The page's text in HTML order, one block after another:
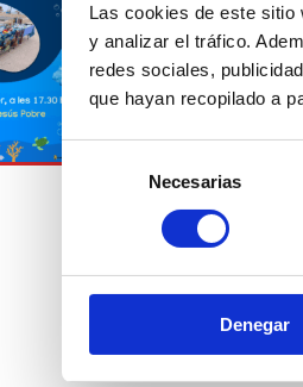
Las cookies de este sitio
y analizar el tráfico.
redes sociales,
que hayan recopilado a
Selección
consentimiento
Necesarias
Denegar